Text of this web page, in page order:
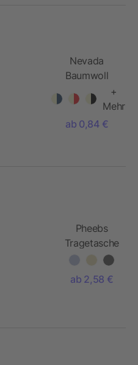
Nevada
Baumwoll
Tragetasche+
Mehr
ab 0,84 €
Pheebs
Tragetasche
mit Zwickel
recycelter
ab 2,58 €